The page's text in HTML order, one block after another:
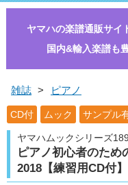
ヤマハの楽譜通販サイ
国内&輸入楽譜も
雑誌 > ピアノ
CD付 ムック サンプル
ヤマハムックシリーズ189
ピアノ初心者のため
2018【練習用CD付】